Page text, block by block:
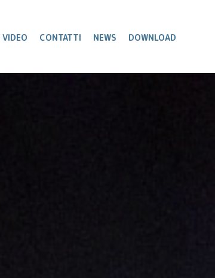
VIDEO CONTATTI NEWS DOWNLOAD